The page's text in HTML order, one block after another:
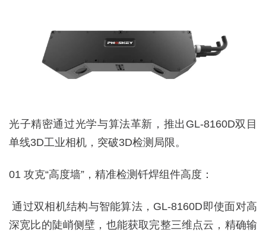
光子精密通过光学与算法革新，推出GL-8160D双目
单线3D工业相机，突破3D检测局限。
01 攻克“高度墙”，精准检测钎焊组件高度：
通过双相机结构与智能算法，GL-8160D即使面对高
深宽比的陡峭侧壁，也能获取完整三维点云，精确输